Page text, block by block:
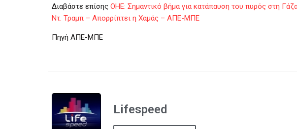
Διαβάστε επίσης ΟΗΕ: Σημαντικό βήμα για κατάπαυση του πυρός στη
Ντ. Τραμπ – Απορρίπτει η Χαμάς – ΑΠΕ-ΜΠΕ
Πηγή ΑΠΕ-ΜΠΕ
Lifespeed